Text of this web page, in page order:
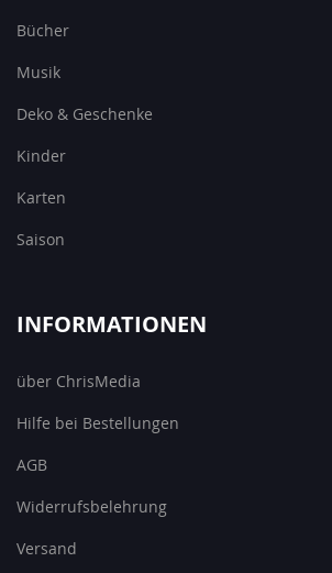
Bücher
Musik
Deko & Geschenke
Kinder
Karten
Saison
INFORMATIONEN
über ChrisMedia
Hilfe bei Bestellungen
AGB
Widerrufsbelehrung
Versand